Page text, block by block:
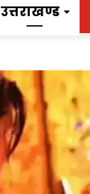
उत्तराखण्ड